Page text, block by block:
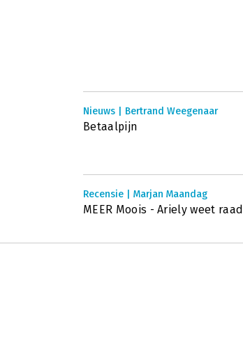
Nieuws | Bertrand Weegenaar
Betaalpijn
Recensie | Marjan Maandag
MEER Moois - Ariely weet raad